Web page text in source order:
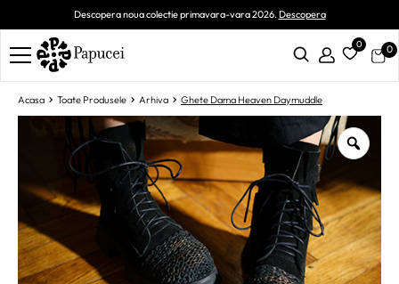
Descopera noua colectie primavara-vara 2026.Descopera
0 0
Acasa Toate Produsele Arhiva Ghete Dama Heaven Daymuddle